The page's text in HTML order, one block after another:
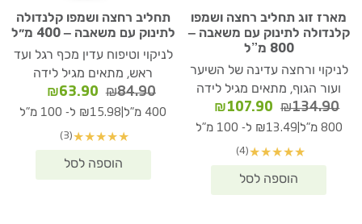
מארז זוג תחליב רחצה ושמפו
קלנדולה לתינוק עם משאבה –
800 מ”ל
לניקוי ורחצה עדינה של השיער
ועור הגוף, מתאים מגיל לידה
₪134.90
המחיר
המקורי
₪134.90.
₪107.90
המחיר
הנוכחי
800 מ"ל ₪13.49 ל- 100 מ"ל
★
★
★
★
★
(4)
תחליב רחצה ושמפו קלנדולה
לתינוק עם משאבה – 400 מ״ל
לניקוי וטיפוח עדין מכף רגל ועד
ראש, מתאים מגיל לידה
₪84.90
המחיר
המקורי
₪84.90.
₪63.90
הנוכחי
400 מ"ל ₪15.98 ל- 100 מ"ל
★
★
★
★
★
(3)